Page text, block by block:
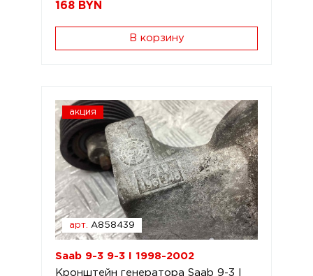
168 BYN
В корзину
акция
арт. A858439
Saab 9-3 9-3 I 1998-2002
Кронштейн генератора Saab 9-3 I